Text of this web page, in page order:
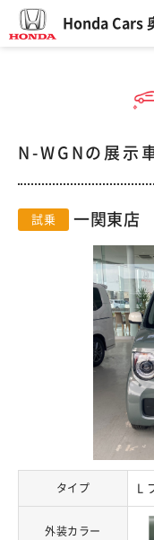
Honda Cars
N-WGNの展示
試乗 一関東店
タイプ L
外装カラー